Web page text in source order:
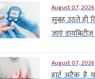
August 07, 2026
सुबह उठते ही
जाएं
August 07, 2026
हार्ट अटैक है